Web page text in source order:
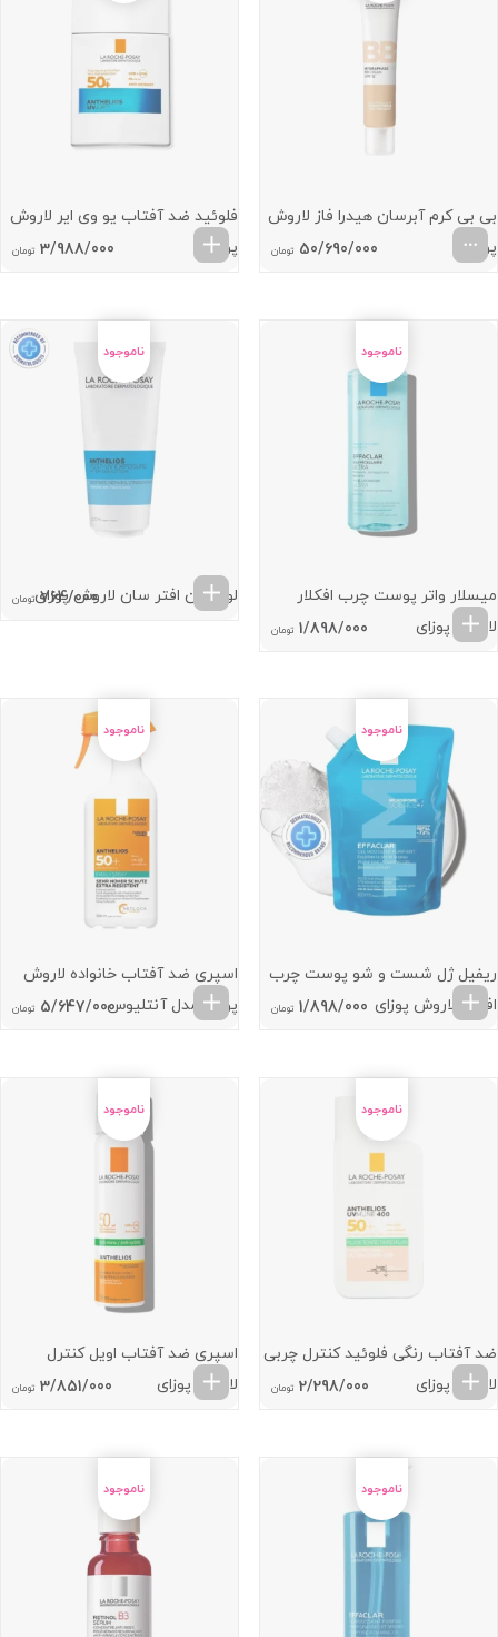
بی بی کرم آبرسان هیدرا فاز لاروش
پوزای
50/690/000 تومان
فلوئید ضد آفتاب یو وی ایر لاروش
پوزای
3/988/000 تومان
میسلار واتر پوست چرب افکلار
لاروش پوزای
1/898/000 تومان
لوسیون افتر سان لاروش پوزای
764/000 تومان
ریفیل ژل شست و شو پوست چرب
افکلار لاروش پوزای 1/898/000 تومان
اسپری ضد آفتاب خانواده لاروش
پوزای مدل آنتلیوس5/647/000 تومان
ضد آفتاب رنگی فلوئید کنترل چربی
لاروش پوزای
2/298/000 تومان
اسپری ضد آفتاب اویل کنترل
لاروش پوزای
3/851/000 تومان